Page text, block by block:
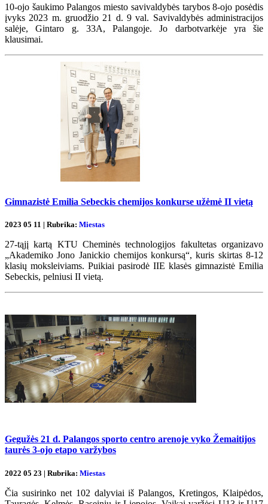
10-ojo šaukimo Palangos miesto savivaldybės tarybos 8-ojo posėdis
įvyks 2023 m. gruodžio 21 d. 9 val. Savivaldybės administracijos
salėje, Gintaro g. 33A, Palangoje. Jo darbotvarkėje yra šie
klausimai.
Gimnazistė Emilia Sebeckis chemijos konkurse užėmė II vietą
2023 05 11 | Rubrika: Miestas
27-tąjį kartą KTU Cheminės technologijos fakultetas organizavo
„Akademiko Jono Janickio chemijos konkursą“, kuris skirtas 8-12
klasių moksleiviams. Puikiai pasirodė IIE klasės gimnazistė Emilia
Sebeckis, pelniusi II vietą.
Gegužės 21 d. Palangos sporto centro arenoje vyko Žemaitijos
taurės 3-ojo etapo varžybos
2022 05 23 | Rubrika: Miestas
Čia susirinko net 102 dalyviai iš Palangos, Kretingos, Klaipėdos,